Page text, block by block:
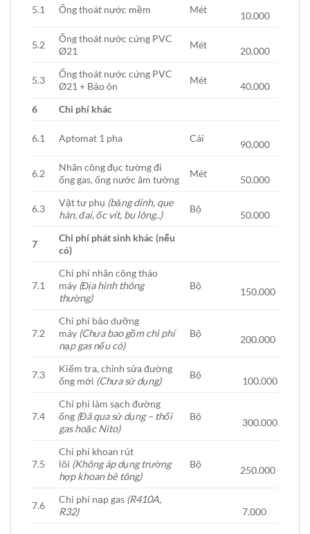
5.1 Ống thoát nước mềm Mét
10.000
5.2
Ống thoát nước cứng PVC
Ø21
Mét
20.000
5.3
Ống thoát nước cứng PVC
Ø21 + Bảo ôn
Mét
40.000
6
Chi phí khác
6.1 Aptomat 1 pha Cái
90.000
6.2
Nhân công đục tường đi
ống gas, ống nước âm tường
Mét
50.000
6.3
Vật tư phụ (băng dính, que
hàn, đai, ốc vít, bu lông..)
Bộ
50.000
7
Chi phí phát sinh khác (nếu
có)
7.1
Chi phí nhân công tháo
máy (Địa hình thông
thường)
Bộ
150.000
7.2
Chi phí bảo dưỡng
máy (Chưa bao gồm chi phí
nạp gas nếu có)
Bộ
200.000
7.3
Kiểm tra, chỉnh sửa đường
ống mới (Chưa sử dụng)
Bộ
100.000
7.4
Chi phí làm sạch đường
ống (Đã qua sử dụng – thổi
gas hoặc Nito)
Bộ
300.000
7.5
Chi phí khoan rút
lõi (Không áp dụng trường
hợp khoan bê tông)
Bộ
250.000
7.6
Chi phí nạp gas (R410A,
R32)
7.000